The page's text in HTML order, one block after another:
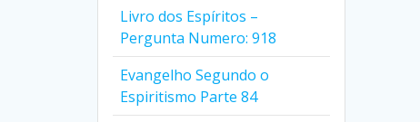
Livro dos Espíritos –
Pergunta Numero: 918
Evangelho Segundo o
Espiritismo Parte 84